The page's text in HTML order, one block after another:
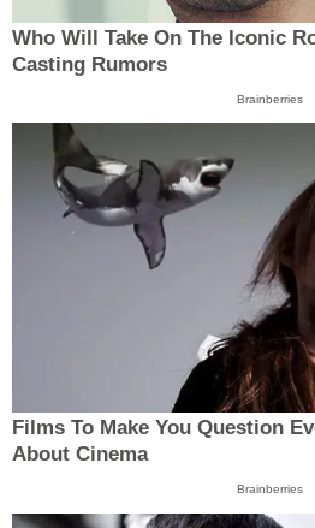
Who Will Take On The Iconic
Casting Rumors
Brainberries
Films To Make You Question
About Cinema
Brainberries